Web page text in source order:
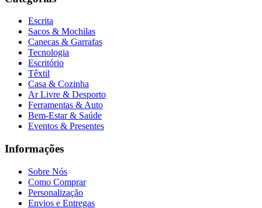
Escrita
Sacos & Mochilas
Canecas & Garrafas
Tecnologia
Escritório
Têxtil
Casa & Cozinha
Ar Livre & Desporto
Ferramentas & Auto
Bem-Estar & Saúde
Eventos & Presentes
Informações
Sobre Nós
Como Comprar
Personalização
Envios e Entregas